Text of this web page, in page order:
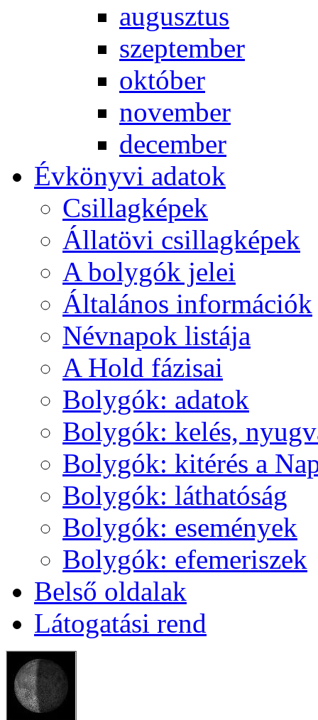
au­gusz­tus
szep­tem­ber
ok­tó­ber
no­vem­ber
de­cem­ber
Év­köny­vi ada­tok
Csil­lag­ké­pek
Ál­lat­övi csil­lag­ké­pek
A boly­gók je­lei
Ál­ta­lá­nos in­for­má­ci­ók
Név­na­pok lis­tá­ja
A Hold fá­zi­sai
Boly­gók: ada­tok
Boly­gók: ke­lés,
Boly­gók: ki­té­rés a
Boly­gók: lát­ha­tó­ság
Boly­gók: ese­mé­nyek
Boly­gók: efe­me­ri­szek
Bel­ső ol­da­lak
Lá­to­ga­tá­si rend